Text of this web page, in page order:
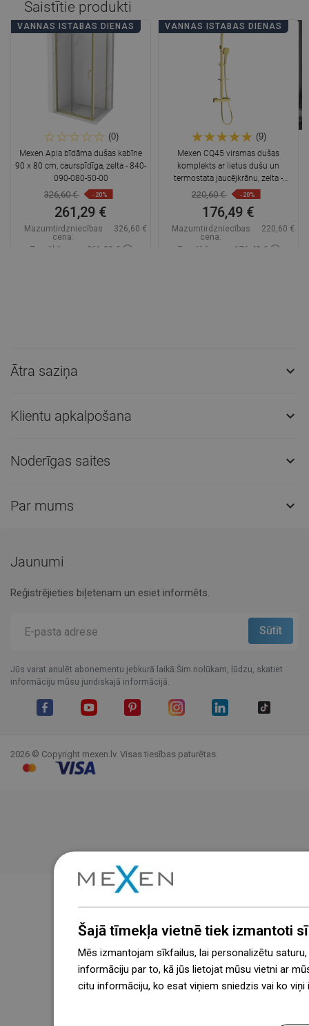
Saistītie produkti
VANNAS ISTABAS DIENAS
(0)
Mexen Apia bīdāma dušas kabīne
90 x 80 cm, caurspīdīga, zelta - 840-
090-080-50-00
326,60 € -20%
261,29 €
Mazumtirdzniecības
cena:
326,60 €
Zemākā cena: 261,29 €
VANNAS ISTABAS DIENAS
(9)
Mexen CQ45 virsmas dušas
komplekts ar lietus dušu un
termostata jaucējkrānu, zelta -
772504595-50
220,60 € -20%
176,49 €
Mazumtirdzniecības
cena:
220,60 €
Zemākā cena: 176,49 €
Ātra saziņa 
Klientu apkalpošana 
Noderīgas saites 
Par mums 
Jaunumi
Reģistrējieties biļetenam un esiet informēts.
Jūs varat anulēt abonementu jebkurā laikā.Šim nolūkam, lūdzu, skatiet
informāciju mūsu juridiskajā informācijā.
2026 © Copyright mexen.lv. Visas tiesības paturētas.
Šajā tīmekļa vietnē tiek izmantoti
Mēs izmantojam sīkfailus, lai personalizētu
informāciju par to, kā jūs lietojat mūsu vietni ar
citu informāciju, ko esat viņiem sniedzis vai ko